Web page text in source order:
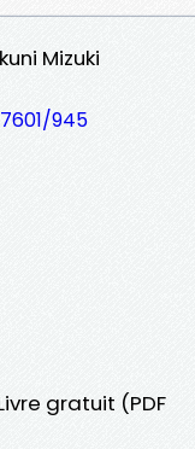
Mizuki
945
gratuit (PDF